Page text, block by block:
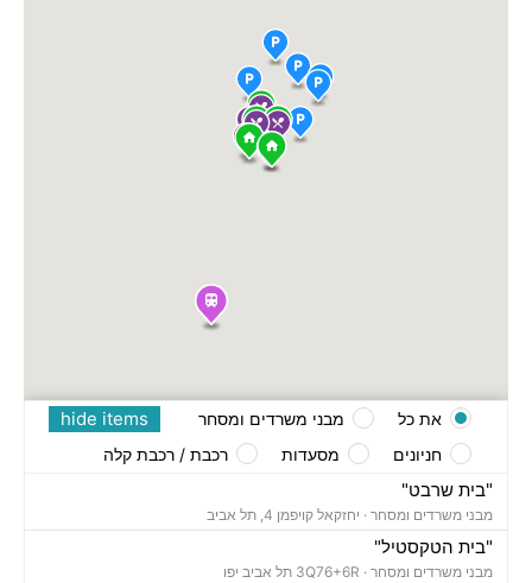
"בית שרבט"
מבני משרדים ומסחר · יחזקאל קויפמן 4, תל אביב
"בית הטקסטיל"
מבני משרדים ומסחר ·
hide items את כל
מבני משרדים ומסחר
חניונים
מסעדות רכבת / רכבת קלה